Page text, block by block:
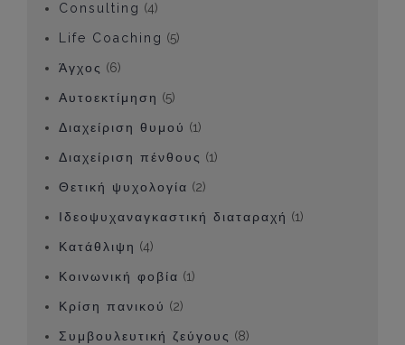
Consulting (4)
Life Coaching (5)
Άγχος (6)
Αυτοεκτίμηση (5)
Διαχείριση θυμού (1)
Διαχείριση πένθους (1)
Θετική ψυχολογία (2)
Ιδεοψυχαναγκαστική διαταραχή (1)
Κατάθλιψη (4)
Κοινωνική φοβία (1)
Κρίση πανικού (2)
Συμβουλευτική ζεύγους (8)